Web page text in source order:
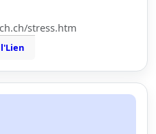
stress.htm